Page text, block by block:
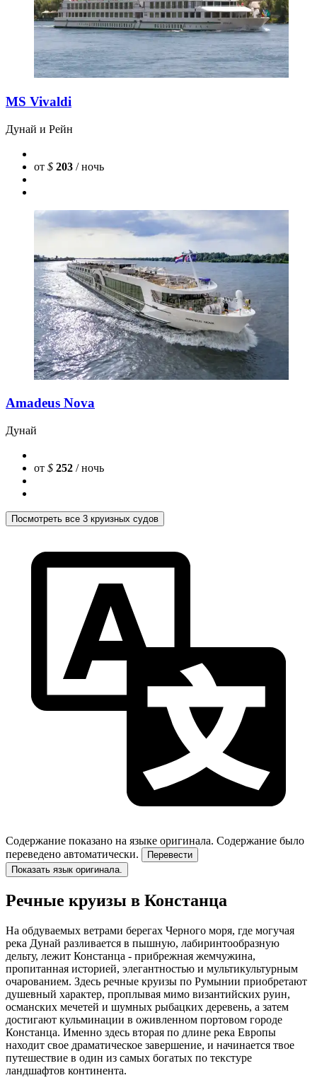
MS Vivaldi
Дунай и Рейн
от $ 203 / ночь
Amadeus Nova
Дунай
от $ 252 / ночь
Посмотреть все 3 круизных судов
Содержание показано на языке оригинала. Содержание было
переведено автоматически.
Перевести
Показать язык оригинала.
Речные круизы в Констанца
На обдуваемых ветрами берегах Черного моря, где могучая
река Дунай разливается в пышную, лабиринтообразную
дельту, лежит Констанца - прибрежная жемчужина,
пропитанная историей, элегантностью и мультикультурным
очарованием. Здесь речные круизы по Румынии приобретают
душевный характер, проплывая мимо византийских руин,
османских мечетей и шумных рыбацких деревень, а затем
достигают кульминации в оживленном портовом городе
Констанца. Именно здесь вторая по длине река Европы
находит свое драматическое завершение, и начинается твое
путешествие в один из самых богатых по текстуре
ландшафтов континента.